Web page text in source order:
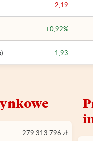
-2,19
+0,92%
1,93
279 313 796 zł